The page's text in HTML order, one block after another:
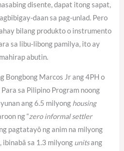
disente, dapat itong sapat,
daan sa pag-unlad. Pero
bilang produkto o instrumento
sa libu-libong pamilya, ito ay
abutin.
Bongbong Marcos Jr ang 4PH o
sa Pilipino Program noong
ang 6.5 milyong housing
ng “zero informal settler
pagtatayô ng anim na milyong
ibinabâ sa 1.3 milyong unitsang